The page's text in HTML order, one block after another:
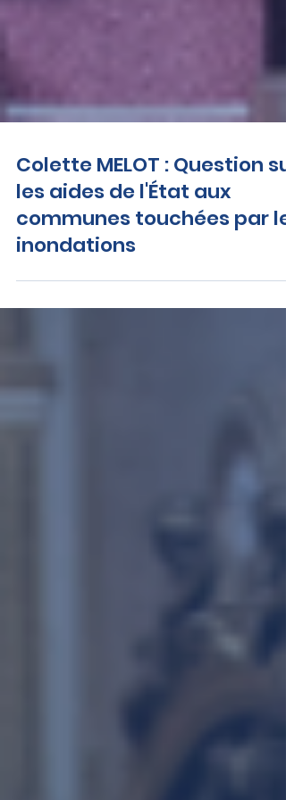
Colette MELOT : Question sur
les aides de l'État aux
communes touchées par
inondations